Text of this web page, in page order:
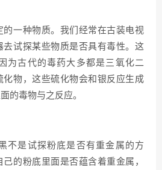
的一种物质。我们经常在古装电视
去试探某些物质是否具有毒性。这
为古代的毒药大多都是三氧化二
化物，这些硫化物会和银反应生成
的毒物与之反应。
不是试探粉底是否有重金属的方
的粉底里面是否蕴含着重金属，